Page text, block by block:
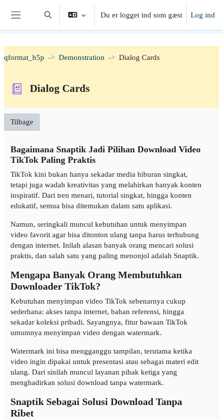
Gå til hovedindhold
Skift søgeindput
Du er logget ind som gæst Log ind
qformat_h5p Demonstration Dialog Cards
Dialog Cards
Tilbage
Bagaimana Snaptik Jadi Pilihan Download Video
TikTok Paling Praktis
TikTok kini bukan hanya sekadar media hiburan singkat,
tetapi juga wadah kreativitas yang melahirkan banyak konten
inspiratif. Dari tren menari, tutorial singkat, hingga konten
edukatif, semua bisa ditemukan dalam satu aplikasi.
Namun, seringkali muncul kebutuhan untuk menyimpan
video favorit agar bisa ditonton ulang tanpa harus terhubung
dengan internet. Inilah alasan banyak orang mencari solusi
praktis, dan salah satu yang paling menonjol adalah Snaptik.
Mengapa Banyak Orang Membutuhkan
Downloader TikTok?
Kebutuhan menyimpan video TikTok sebenarnya cukup
sederhana: akses tanpa internet, bahan referensi, hingga
sekadar koleksi pribadi. Sayangnya, fitur bawaan TikTok
umumnya menyimpan video dengan watermark.
Watermark ini bisa mengganggu tampilan, terutama ketika
video ingin dipakai untuk presentasi atau sebagai materi edit
ulang. Dari sinilah muncul layanan pihak ketiga yang
menghadirkan solusi download tanpa watermark.
Snaptik Sebagai Solusi Download Tanpa
Ribet